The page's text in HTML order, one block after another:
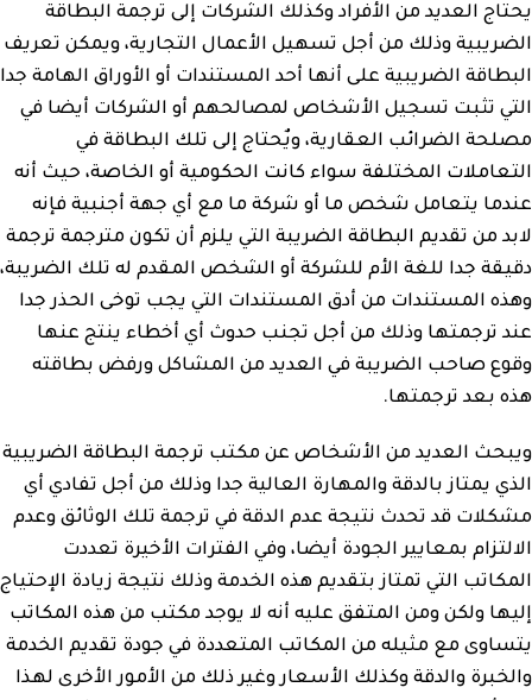
يحتاج العديد من الأفراد وكذلك الشركات إلى ترجمة البطاقة
الضريبية وذلك من أجل تسهيل الأعمال التجارية، ويمكن تعريف
البطاقة الضريبية على أنها أحد المستندات أو الأوراق الهامة جدا
التي تثبت تسجيل الأشخاص لمصالحهم أو الشركات أيضا في
مصلحة الضرائب العقارية، ويٌحتاج إلى تلك البطاقة في
التعاملات المختلفة سواء كانت الحكومية أو الخاصة، حيث أنه
عندما يتعامل شخص ما أو شركة ما مع أي جهة أجنبية فإنه
لابد من تقديم البطاقة الضريبة التي يلزم أن تكون مترجمة ترجمة
دقيقة جدا للغة الأم للشركة أو الشخص المقدم له تلك الضريبة،
وهذه المستندات من أدق المستندات التي يجب توخى الحذر جدا
عند ترجمتها وذلك من أجل تجنب حدوث أي أخطاء ينتج عنها
وقوع صاحب الضريبة في العديد من المشاكل ورفض بطاقته
هذه بعد ترجمتها.
ويبحث العديد من الأشخاص عن مكتب ترجمة البطاقة الضريبية
الذي يمتاز بالدقة والمهارة العالية جدا وذلك من أجل تفادي أي
مشكلات قد تحدث نتيجة عدم الدقة في ترجمة تلك الوثائق وعدم
الالتزام بمعايير الجودة أيضا، وفي الفترات الأخيرة تعددت
المكاتب التي تمتاز بتقديم هذه الخدمة وذلك نتيجة زيادة الإحتياج
إليها ولكن ومن المتفق عليه أنه لا يوجد مكتب من هذه المكاتب
يتساوى مع مثيله من المكاتب المتعددة في جودة تقديم الخدمة
والخبرة والدقة وكذلك الأسعار وغير ذلك من الأمور الأخرى لهذا